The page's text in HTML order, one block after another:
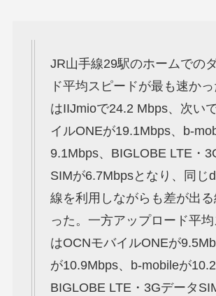
JR山手線29駅のホームでの
ド平均スピードが最も速か
はIIJmioで24.2 Mbps、次い
イルONEが19.1Mbps、b-
9.1Mbps、BIGLOBE LTE・
SIMが6.7Mbpsとなり、同じ
線を利用しながらも差が出
った。一方アップロード平
はOCNモバイルONEが
が10.9Mbps、b-mobileが
BIGLOBE LTE・3Gデータ